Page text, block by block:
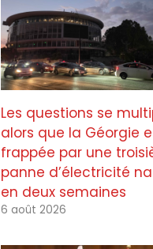
Les questions se
alors que la Géorgie
frappée par une
panne d’électricité
en deux semaines
6 août 2026